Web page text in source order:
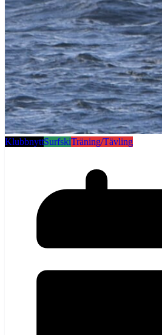
KlubbnyttSurfskiTräning/Tävling